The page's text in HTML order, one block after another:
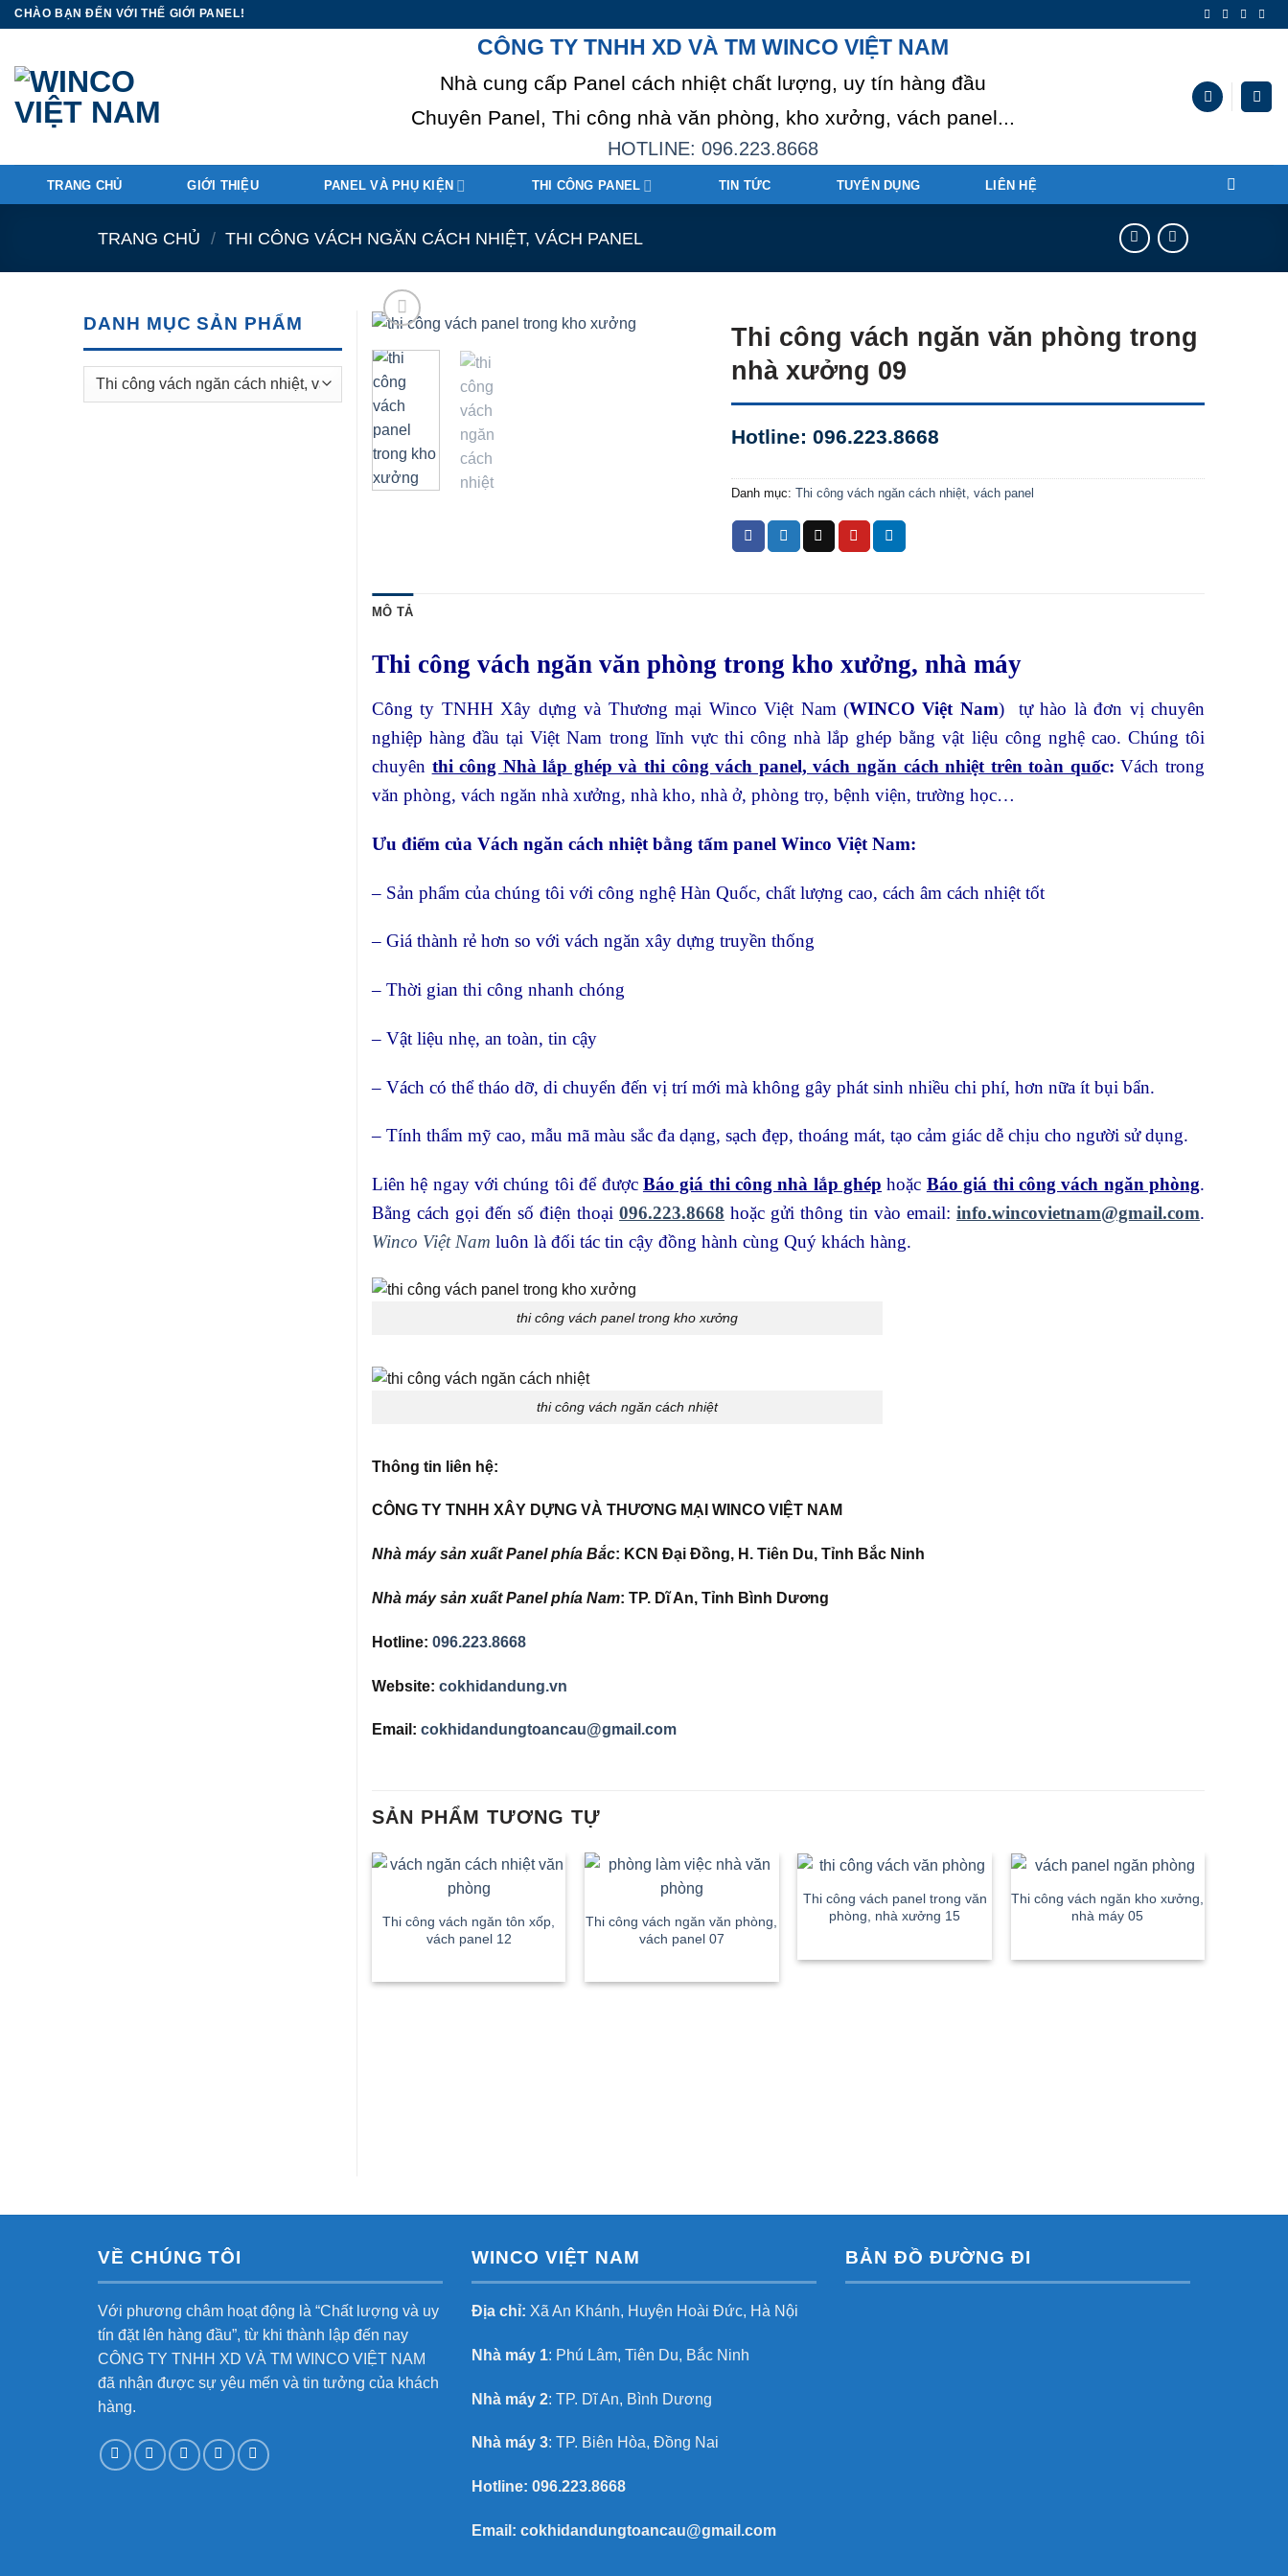
SkipCHÀO BẠN ĐẾN VỚI THẾ GIỚI PANEL!
CÔNG TY TNHH XD VÀ TM WINCO VIỆT NAM
Nhà cung cấp Panel cách nhiệt chất lượng, uy tín hàng đầu
Chuyên Panel, Thi công nhà văn phòng, kho xưởng, vách panel...
HOTLINE: 096.223.8668
TRANG CHỦ GIỚI THIỆU PANEL VÀ PHỤ KIỆN THI CÔNG PANEL TIN TỨC TUYỂN DỤNG LIÊN HỆ
TRANG CHỦ / THI CÔNG VÁCH NGĂN CÁCH NHIỆT, VÁCH PANEL
DANH MỤC SẢN PHẨM
Thi công vách ngăn văn phòng trong
nhà xưởng 09
Hotline: 096.223.8668
Danh mục: Thi công vách ngăn cách nhiệt, vách panel
MÔ TẢ
Thi công vách ngăn văn phòng trong kho xưởng, nhà máy
Công ty TNHH Xây dựng và Thương mại Winco Việt Nam (WINCO Việt Nam) tự hào là đơn vị chuyên
nghiệp hàng đầu tại Việt Nam trong lĩnh vực thi công nhà lắp ghép bằng vật liệu công nghệ cao. Chúng tôi
chuyên thi công Nhà lắp ghép và thi công vách panel, vách ngăn cách nhiệt trên toàn quốc:Vách trong
văn phòng, vách ngăn nhà xưởng, nhà kho, nhà ở, phòng trọ, bệnh viện, trường học…
Ưu điểm của Vách ngăn cách nhiệt bằng tấm panel Winco Việt Nam:
– Sản phẩm của chúng tôi với công nghệ Hàn Quốc, chất lượng cao, cách âm cách nhiệt tốt
– Giá thành rẻ hơn so với vách ngăn xây dựng truyền thống
– Thời gian thi công nhanh chóng
– Vật liệu nhẹ, an toàn, tin cậy
– Vách có thể tháo dỡ, di chuyển đến vị trí mới mà không gây phát sinh nhiều chi phí, hơn nữa ít bụi bẩn.
– Tính thẩm mỹ cao, mẫu mã màu sắc đa dạng, sạch đẹp, thoáng mát, tạo cảm giác dễ chịu cho người sử dụng.
Liên hệ ngay với chúng tôi để được Báo giá thi công nhà lắp ghép hoặc Báo giá thi công vách ngăn phòng.
Bằng cách gọi đến số điện thoại 096.223.8668 hoặc gửi thông tin vào email: info.wincovietnam@gmail.com.
Winco Việt Nam luôn là đối tác tin cậy đồng hành cùng Quý khách hàng.
thi công vách panel trong kho xưởng
thi công vách ngăn cách nhiệt
Thông tin liên hệ:
CÔNG TY TNHH XÂY DỰNG VÀ THƯƠNG MẠI WINCO VIỆT NAM
Nhà máy sản xuất Panel phía Bắc: KCN Đại Đồng, H. Tiên Du, Tỉnh Bắc Ninh
Nhà máy sản xuất Panel phía Nam: TP. Dĩ An, Tỉnh Bình Dương
Hotline: 096.223.8668
Website: cokhidandung.vn
Email: cokhidandungtoancau@gmail.com
SẢN PHẨM TƯƠNG TỰ
Thi công vách ngăn tôn xốp,
vách panel 12
Thi công vách ngăn văn phòng,
vách panel 07
Thi công vách panel trong văn
phòng, nhà xưởng 15
Thi công vách ngăn kho xưởng,
nhà máy 05
VỀ CHÚNG TÔI
Với phương châm hoạt động là “Chất lượng và uy
tín đặt lên hàng đầu”, từ khi thành lập đến nay
CÔNG TY TNHH XD VÀ TM WINCO VIỆT NAM
đã nhận được sự yêu mến và tin tưởng của khách
hàng.
WINCO VIỆT NAM
Địa chỉ: Xã An Khánh, Huyện Hoài Đức, Hà Nội
Nhà máy 1: Phú Lâm, Tiên Du, Bắc Ninh
Nhà máy 2: TP. Dĩ An, Bình Dương
Nhà máy 3: TP. Biên Hòa, Đồng Nai
Hotline: 096.223.8668
Email: cokhidandungtoancau@gmail.com
BẢN ĐỒ ĐƯỜNG ĐI